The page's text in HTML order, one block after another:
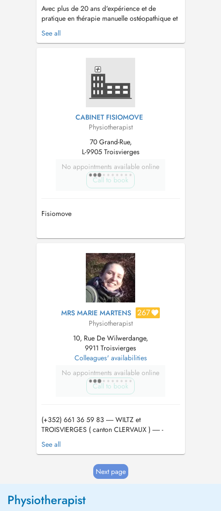
Avec plus de 20 ans d'expérience et de
pratique en thérapie manuelle ostéopathique et
en chaînes physiologiques, Raphaël vous
propose une prise en charge individualisée et
See all
CABINET FISIOMOVE
Physiotherapist
70 Grand-Rue,
L-9905 Troisvierges
No appointments available online
Call to book
Fisiomove
MRS MARIE MARTENS 267
Physiotherapist
10, Rue De Wilwerdange,
9911 Troisvierges
Colleagues' availabilities
No appointments available online
Call to book
(+352) 661 36 59 83 ----- WILTZ et
TROISVIERGES ( canton CLERVAUX ) ----- -
Rééducation du PLANCHER PELVIEN ( périnée
/ Beckenboden ) - kiné générale - DRAINAGE
rééducation plancher pelvien : - Femme
enceinte : rééducati...
See all
Next page
Physiotherapist